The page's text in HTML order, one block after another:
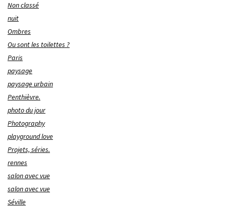
Non classé
nuit
Ombres
Ou sont les toilettes ?
Paris
paysage
paysage urbain
Penthièvre.
photo du jour
Photography
playground love
Projets, séries.
rennes
salon avec vue
salon avec vue
Séville